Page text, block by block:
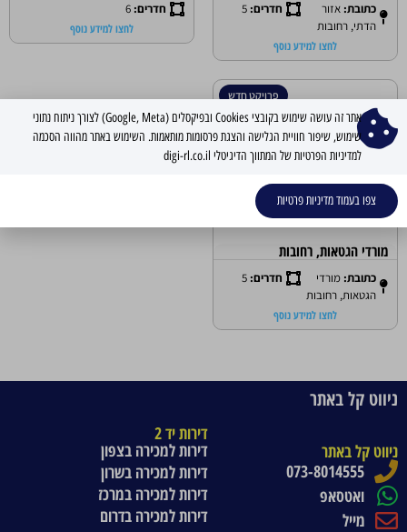
כתובת: אזור
הדתי, רחובות
חדרים: 5
לחצו למידע נוסף
חדרים: 6
לחצו למידע נוסף
פרויקט חדש
מורדי הגטאות, רחובות
כתובת: מורדי
הגטאות, רחובות
חדרים: 5
לחצו למידע נוסף
ניווט קל באתר
ניווט קל באתר
073-8014555
ואטסאפ
מייל
דירות יד 2
דירות למכירה בצפון
דירות למכירה בשרון
דירות למכירה במרכז
דירות למכירה בדרום
אתר זה עושה שימוש בקובצי Cookies ובפיקסלים (Google, Meta) לצורך ניתוח נתוני
שימוש, שיפור חוויית הגלישה והצגת פרסומות מותאמות. השימוש באתר מהווה הסכמה
למדיניות הפרטיות של המתווך הדיגיטלי digi-rl.co.il
צפו בעמוד מדיניות פרטיות